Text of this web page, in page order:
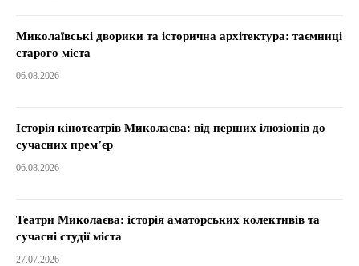
Миколаївські дворики та історична архітектура: таємниці
старого міста
06.08.2026
Історія кінотеатрів Миколаєва: від перших ілюзіонів до
сучасних прем’єр
06.08.2026
Театри Миколаєва: історія аматорських колективів та
сучасні студії міста
27.07.2026